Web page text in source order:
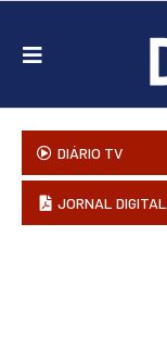
DIÁRIO TV
JORNAL DIGITAL